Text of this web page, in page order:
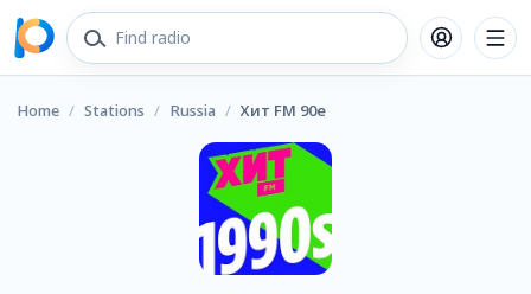
Home / Stations / Russia / Хит FM 90е